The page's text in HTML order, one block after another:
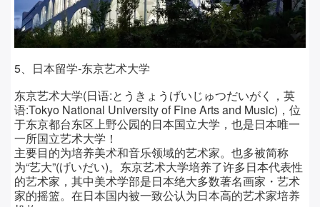
5、日本留学-东京艺术大学
东京艺术大学(日语:とうきょうげいじゅつだいがく，英
语:Tokyo National University of Fine Arts and Music)，位
于东京都台东区上野公园的日本国立大学，也是日本唯一
一所国立艺术大学！
主要目的为培养美术和音乐领域的艺术家。也多被简称
为“艺大”(げいだい)。东京艺术大学培养了许多日本代表性
的艺术家，其中美术学部是日本绝大多数著名画家・艺术
家的摇篮。在日本国内被一致公认为日本高的艺术家培养